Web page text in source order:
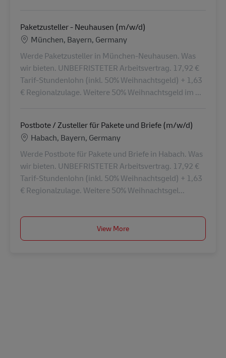
Paketzusteller - Neuhausen (m/w/d)
Konum
München, Bayern, Germany
Werde Paketzusteller in München-Neuhausen. Was
wir bieten. UNBEFRISTETER Arbeitsvertrag. 17,92 €
Tarif-Stundenlohn (inkl. 50% Weihnachtsgeld) + 1,63
€ Regionalzulage. Weitere 50% Weihnachtsgeld im ...
Postbote / Zusteller für Pakete und Briefe (m/w/d)
Konum
Habach, Bayern, Germany
Werde Postbote für Pakete und Briefe in Habach. Was
wir bieten. UNBEFRISTETER Arbeitsvertrag. 17,92 €
Tarif-Stundenlohn (inkl. 50% Weihnachtsgeld) + 1,63
€ Regionalzulage. Weitere 50% Weihnachtsgel...
View More